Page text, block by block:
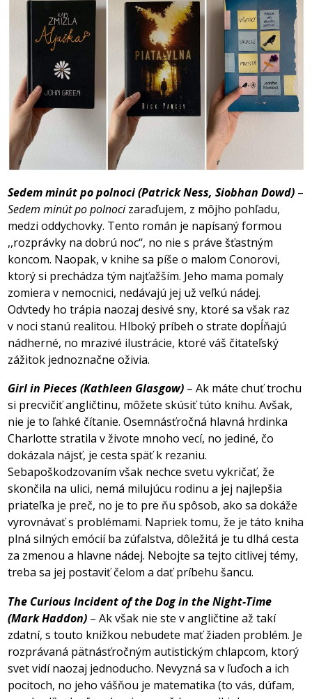
Sedem minút po polnoci (Patrick Ness, Siobhan Dowd) –
Sedem minút po polnocizaraďujem, z môjho pohľadu,
medzi oddychovky. Tento román je napísaný formou
,,rozprávky na dobrú noc‘‘, no nie s práve šťastným
koncom. Naopak, v knihe sa píše o malom Conorovi,
ktorý si prechádza tým najťažším. Jeho mama pomaly
zomiera v nemocnici, nedávajú jej už veľkú nádej.
Odvtedy ho trápia naozaj desivé sny, ktoré sa však raz
v noci stanú realitou. Hlboký príbeh o strate dopĺňajú
nádherné, no mrazivé ilustrácie, ktoré váš čitateľský
zážitok jednoznačne oživia.
Girl in Pieces (Kathleen Glasgow) – Ak máte chuť trochu
si precvičiť angličtinu, môžete skúsiť túto knihu. Avšak,
nie je to ľahké čítanie. Osemnásťročná hlavná hrdinka
Charlotte stratila v živote mnoho vecí, no jediné, čo
dokázala nájsť, je cesta späť k rezaniu.
Sebapoškodzovaním však nechce svetu vykričať, že
skončila na ulici, nemá milujúcu rodinu a jej najlepšia
priateľka je preč, no je to pre ňu spôsob, ako sa dokáže
vyrovnávať s problémami. Napriek tomu, že je táto kniha
plná silných emócií ba zúfalstva, dôležitá je tu dlhá cesta
za zmenou a hlavne nádej. Nebojte sa tejto citlivej témy,
treba sa jej postaviť čelom a dať príbehu šancu.
The Curious Incident of the Dog in the Night-Time
(Mark Haddon) – Ak však nie ste v angličtine až takí
zdatní, s touto knižkou nebudete mať žiaden problém. Je
rozprávaná pätnásťročným autistickým chlapcom, ktorý
svet vidí naozaj jednoducho. Nevyzná sa v ľuďoch a ich
pocitoch, no jeho vášňou je matematika (to vás, dúfam,